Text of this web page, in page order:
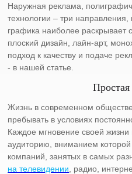
Наружная реклама,
технологии – три
графика наиболее раскрывает
плоский дизайн, лайн-арт,
подход к качеству и подаче
- в нашей статье.
Жизнь в современном обществе
пребывать в условиях
Каждое мгновение своей
аудиторию, вниманием
компаний, занятых в самых
на телевидении , радио,